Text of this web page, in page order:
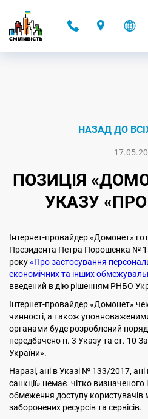
НАЗАД ДО
ПОЗИЦІЯ
УКАЗУ «ПРО
Інтернет-провайдер «Домонет»
Президента Петра Порошенка №
року«Про застосування
економічних та інших
введений в дію рішенням РНБО
Інтернет-провайдер «Домонет»
чинності, а також
органами буде розроблений
передбачено п. 3 Указу та ст. 10
України».
Наразі, ані в Указі № 133/2017,
санкції» немає чітко
обмеження доступу користувачів
заборонених ресурсів та сервісів.